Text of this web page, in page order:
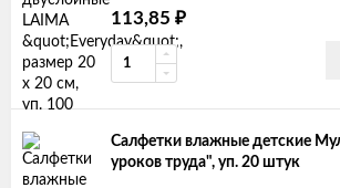
113,85 ₽
Салфетки влажные детские
уроков труда", уп. 20 штук